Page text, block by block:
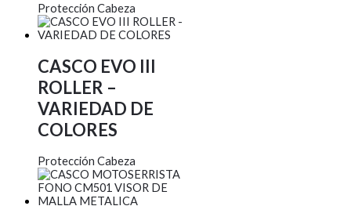
Protección Cabeza
CASCO EVO III
ROLLER –
VARIEDAD DE
COLORES
Protección Cabeza